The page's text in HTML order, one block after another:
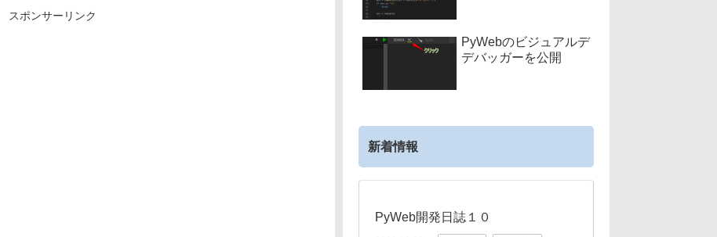
スポンサーリンク
PyWebのビジュアルデ
デバッガーを公開
新着情報
PyWeb開発日誌１０